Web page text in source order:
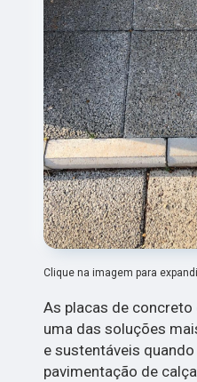
Clique na imagem para
As placas de concreto
uma das soluções
e sustentáveis
pavimentação de